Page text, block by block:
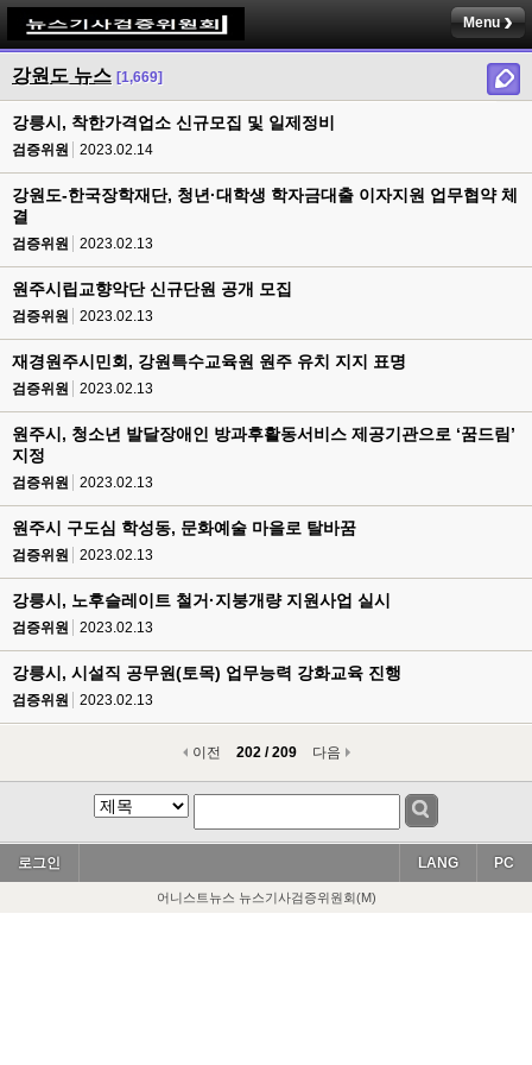
Menu
강원도 뉴스 [1,669]
강릉시, 착한가격업소 신규모집 및 일제정비
검증위원 2023.02.14
강원도-한국장학재단, 청년·대학생 학자금대출 이자지원 업무협약 체
결
검증위원 2023.02.13
원주시립교향악단 신규단원 공개 모집
검증위원 2023.02.13
재경원주시민회, 강원특수교육원 원주 유치 지지 표명
검증위원 2023.02.13
원주시, 청소년 발달장애인 방과후활동서비스 제공기관으로 ‘꿈드림’
지정
검증위원 2023.02.13
원주시 구도심 학성동, 문화예술 마을로 탈바꿈
검증위원 2023.02.13
강릉시, 노후슬레이트 철거·지붕개량 지원사업 실시
검증위원 2023.02.13
강릉시, 시설직 공무원(토목) 업무능력 강화교육 진행
검증위원 2023.02.13
이전 202 / 209 다음
로그인 PC
LANG
어니스트뉴스 뉴스기사검증위원회(M)